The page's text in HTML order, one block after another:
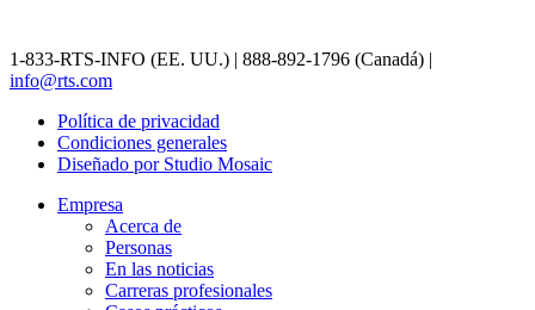
1-833-RTS-INFO (EE. UU.) | 888-892-1796 (Canadá) |
info@rts.com
Política de privacidad
Condiciones generales
Diseñado por Studio Mosaic
Empresa
Acerca de
Personas
En las noticias
Carreras profesionales